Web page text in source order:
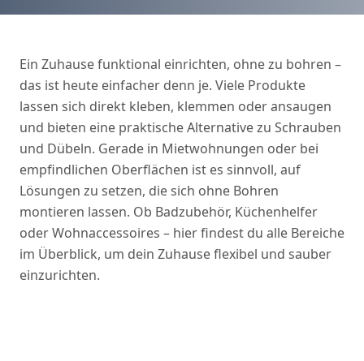
Ein Zuhause funktional einrichten, ohne zu bohren –
das ist heute einfacher denn je. Viele Produkte
lassen sich direkt kleben, klemmen oder ansaugen
und bieten eine praktische Alternative zu Schrauben
und Dübeln. Gerade in Mietwohnungen oder bei
empfindlichen Oberflächen ist es sinnvoll, auf
Lösungen zu setzen, die sich ohne Bohren
montieren lassen. Ob Badzubehör, Küchenhelfer
oder Wohnaccessoires – hier findest du alle Bereiche
im Überblick, um dein Zuhause flexibel und sauber
einzurichten.